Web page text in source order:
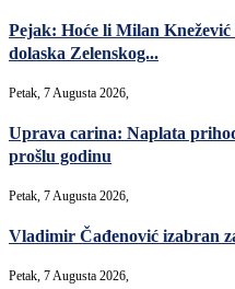
Pejak: Hoće li Milan
dolaska Zelenskog...
Petak, 7 Augusta 2026,
Uprava carina: Naplata
prošlu godinu
Petak, 7 Augusta 2026,
Vladimir Čađenović izabran
Petak, 7 Augusta 2026,